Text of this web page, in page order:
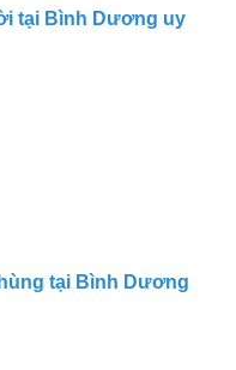
tại Bình Dương uy
tại Bình Dương